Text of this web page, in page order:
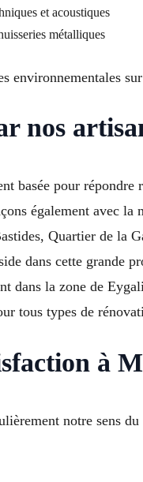
et acoustiques
métalliques
environnementales
nos
basée pour
également avec
Quartier de la
dans cette grande
dans la zone de
tous types de
à
notre sens